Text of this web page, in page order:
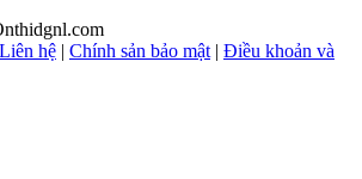
Liên hệ | Chính sản bảo mật | Điều khoản và